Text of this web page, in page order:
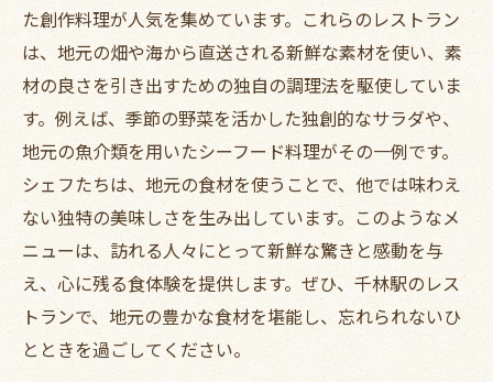
た創作料理が人気を集めています。これらのレストラン
は、地元の畑や海から直送される新鮮な素材を使い、素
材の良さを引き出すための独自の調理法を駆使していま
す。例えば、季節の野菜を活かした独創的なサラダや、
地元の魚介類を用いたシーフード料理がその一例です。
シェフたちは、地元の食材を使うことで、他では味わえ
ない独特の美味しさを生み出しています。このようなメ
ニューは、訪れる人々にとって新鮮な驚きと感動を与
え、心に残る食体験を提供します。ぜひ、千林駅のレス
トランで、地元の豊かな食材を堪能し、忘れられないひ
とときを過ごしてください。